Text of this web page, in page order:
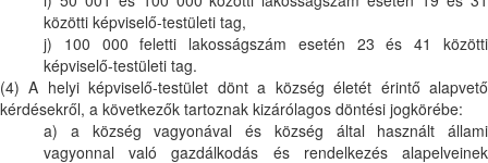
közötti képviselő-testületi tag,
j) 100 000 feletti lakosságszám esetén 23 és 41 közötti
képviselő-testületi tag.
(4) A helyi képviselő-testület dönt a község életét érintő alapvető
kérdésekről, a következők tartoznak kizárólagos döntési jogkörébe:
a) a község vagyonával és község által használt állami
vagyonnal való gazdálkodás és rendelkezés alapelveinek